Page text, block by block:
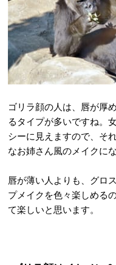
ゴリラ顔の人は、唇が厚
るタイプが多いですね。
シーに見えますので、そ
なお姉さん風のメイクに
唇が薄い人よりも、グロ
プメイクを色々楽しめる
て楽しいと思います。